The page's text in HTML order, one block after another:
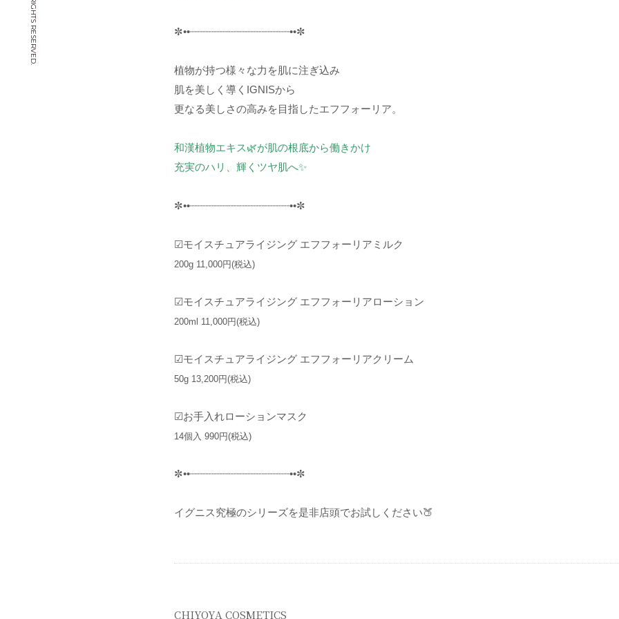
✼••┈┈┈┈┈┈┈┈┈┈┈┈┈┈┈┈••✼
植物が持つ様々な力を肌に注ぎ込み
肌を美しく導くIGNISから
更なる美しさの高みを目指したエフフォーリア。
和漢植物エキス🌿が肌の根底から働きかけ
充実のハリ、輝くツヤ肌へ✨
✼••┈┈┈┈┈┈┈┈┈┈┈┈┈┈┈┈••✼
︎︎︎︎︎︎☑︎モイスチュアライジング エフフォーリアミルク
200g 11,000円(税込)
︎︎︎︎︎︎☑︎モイスチュアライジング エフフォーリアローション
200ml 11,000円(税込)
︎︎︎︎︎︎☑︎モイスチュアライジング エフフォーリアクリーム
50g 13,200円(税込)
︎︎︎︎︎︎☑︎お手入れローションマスク
14個入 990円(税込)
✼••┈┈┈┈┈┈┈┈┈┈┈┈┈┈┈┈••✼
イグニス究極のシリーズを是非店頭でお試しください🍑
CHIYOYA COSMETICS